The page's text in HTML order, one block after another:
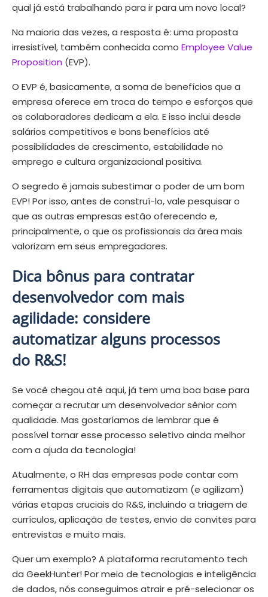
qual já está trabalhando para ir para um novo local?
Na maioria das vezes, a resposta é: uma proposta
irresistível, também conhecida como Employee Value
Proposition (EVP).
O EVP é, basicamente, a soma de benefícios que a
empresa oferece em troca do tempo e esforços que
os colaboradores dedicam a ela. E isso inclui desde
salários competitivos e bons benefícios até
possibilidades de crescimento, estabilidade no
emprego e cultura organizacional positiva.
O segredo é jamais subestimar o poder de um bom
EVP! Por isso, antes de construí-lo, vale pesquisar o
que as outras empresas estão oferecendo e,
principalmente, o que os profissionais da área mais
valorizam em seus empregadores.
Dica bônus para contratar
desenvolvedor com mais
agilidade: considere
automatizar alguns processos
do R&S!
Se você chegou até aqui, já tem uma boa base para
começar a recrutar um desenvolvedor sênior com
qualidade. Mas gostaríamos de lembrar que é
possível tornar esse processo seletivo ainda melhor
com a ajuda da tecnologia!
Atualmente, o RH das empresas pode contar com
ferramentas digitais que automatizam (e agilizam)
várias etapas cruciais do R&S, incluindo a triagem de
currículos, aplicação de testes, envio de convites para
entrevistas e muito mais.
Quer um exemplo? A plataforma recrutamento tech
da GeekHunter! Por meio de tecnologias e inteligência
de dados, nós conseguimos atrair e pré-selecionar os